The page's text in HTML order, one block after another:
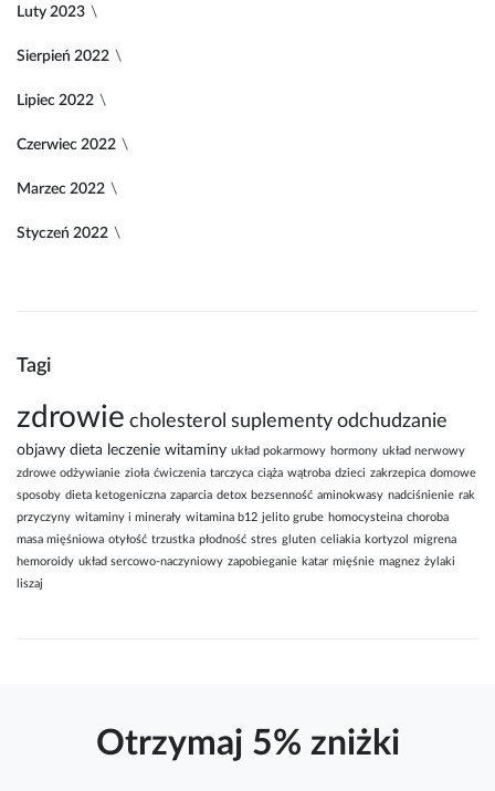
Luty 2023
Sierpień 2022
Lipiec 2022
Czerwiec 2022
Marzec 2022
Styczeń 2022
Tagi
zdrowie cholesterol suplementy odchudzanie
objawy dieta leczenie witaminy układ pokarmowy hormony układ nerwowy
zdrowe odżywianie zioła ćwiczenia tarczyca ciąża wątroba dzieci zakrzepica domowe
sposoby dieta ketogeniczna zaparcia detox bezsenność aminokwasy nadciśnienie rak
przyczyny witaminy i minerały witamina b12 jelito grube homocysteina choroba
masa mięśniowa otyłość trzustka płodność stres gluten celiakia kortyzol
migrena
hemoroidy układ sercowo-naczyniowy zapobieganie katar mięśnie magnez żylaki
liszaj
Otrzymaj 5% zniżki